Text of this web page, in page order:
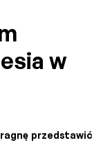
w
przedstawić